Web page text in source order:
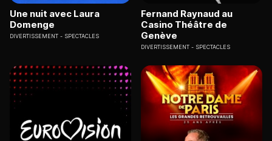
Une nuit avec Laura
Domenge
DIVERTISSEMENT SPECTACLES
Fernand Raynaud au
Casino Théâtre de
Genève
DIVERTISSEMENT SPECTACLES